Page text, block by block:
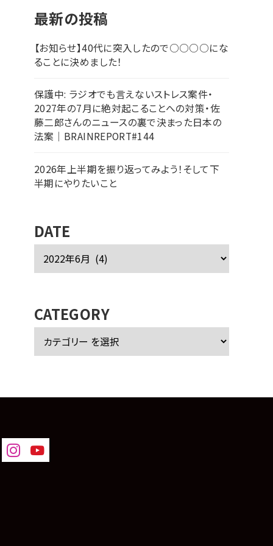
最新の投稿
【お知らせ】40代に突入したので○○○○にな
ることに決めました！
保護中: ラジオでも言えないストレス案件・
2027年の7月に絶対起こることへの対策・佐
藤二郎さんのニュースの裏で決まった日本の
法案｜BRAINREPORT#144
2026年上半期を振り返ってみよう！そして下
半期にやりたいこと
DATE
ブ
CATEGORY